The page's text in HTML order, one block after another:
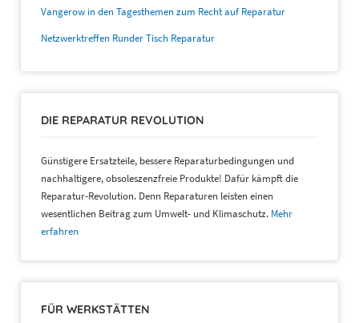
Vangerow in den Tagesthemen zum Recht auf Reparatur
Netzwerktreffen Runder Tisch Reparatur
DIE REPARATUR REVOLUTION
Günstigere Ersatzteile, bessere Reparaturbedingungen und
nachhaltigere, obsoleszenzfreie Produkte! Dafür kämpft die
Reparatur-Revolution. Denn Reparaturen leisten einen
wesentlichen Beitrag zum Umwelt- und Klimaschutz. Mehr
erfahren
FÜR WERKSTÄTTEN